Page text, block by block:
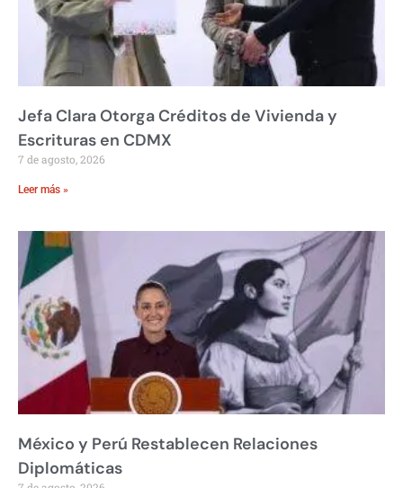
Jefa Clara Otorga Créditos de Vivienda y
Escrituras en CDMX
7 de agosto, 2026
Leer más »
México y Perú Restablecen Relaciones
Diplomáticas